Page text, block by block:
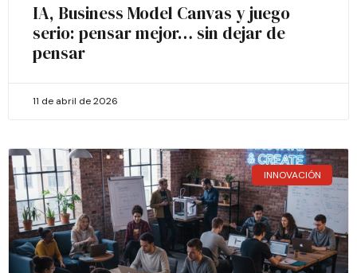
IA, Business Model Canvas y juego
serio: pensar mejor… sin dejar de
pensar
11 de abril de 2026
INNOVACIÓN